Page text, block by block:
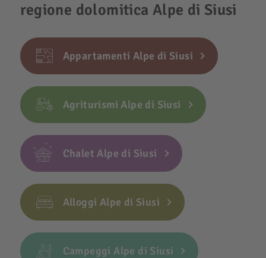
regione dolomitica Alpe di Siusi
Appartamenti Alpe di Siusi
Agriturismi Alpe di Siusi
Chalet Alpe di Siusi
Alloggi Alpe di Siusi
Campeggi Alpe di Siusi